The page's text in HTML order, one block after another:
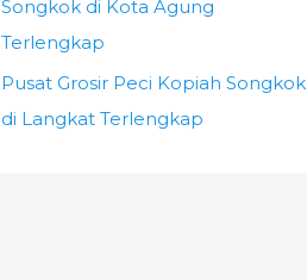
Songkok di Kota Agung
Terlengkap
Pusat Grosir Peci Kopiah Songkok
di Langkat Terlengkap